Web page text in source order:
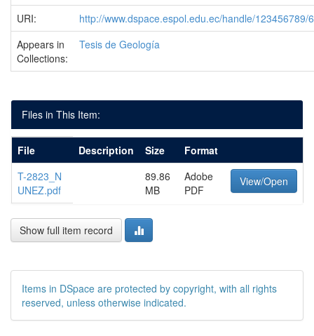
URI:
http://www.dspace.espol.edu.ec/handle/123456789/
Appears in
Collections:
Tesis de Geología
Files in This Item:
File Description Size
Format
T-2823_N
UNEZ.pdf
89.86
MB
Adobe
PDF
View/Open
Show full item record
Items in DSpace are protected by copyright, with all rights
reserved, unless otherwise indicated.